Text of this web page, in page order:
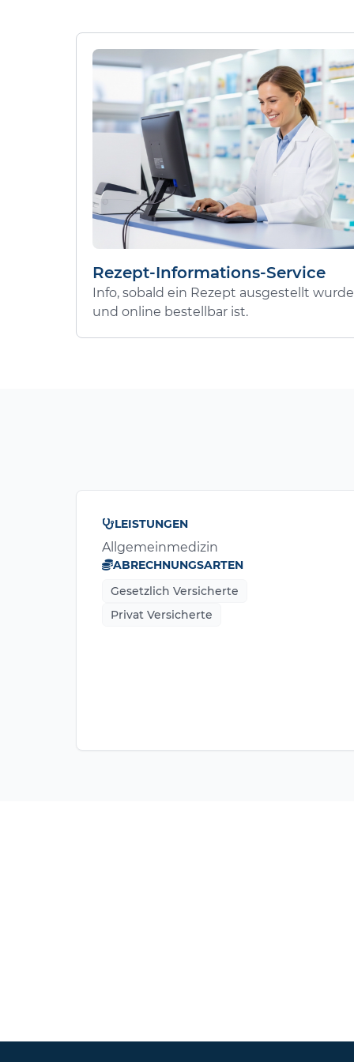
Rezept-Informations-Service
Info, sobald ein Rezept ausgestellt wurde
und online bestellbar ist.
LEISTUNGEN
Allgemeinmedizin
ABRECHNUNGSARTEN
Gesetzlich Versicherte
Privat Versicherte